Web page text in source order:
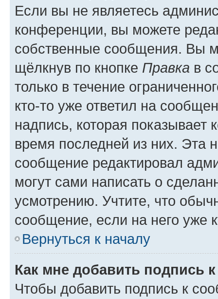
Если вы не являетесь
конференции, вы можете
собственные сообщения. Вы
щёлкнув по кнопке Правка в
только в течение
кто-то уже ответил на
надпись, которая показывает
время последней из них. Эта
сообщение редактировал
могут сами написать о
усмотрению. Учтите, что
сообщение, если на него уже
Вернуться к началу
Как мне добавить подпись
Чтобы добавить подпись к